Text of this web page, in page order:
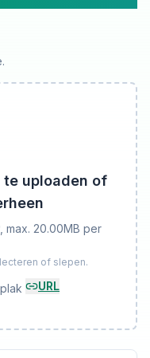
te uploaden of
max. 20.00MB per
of slepen.
URL